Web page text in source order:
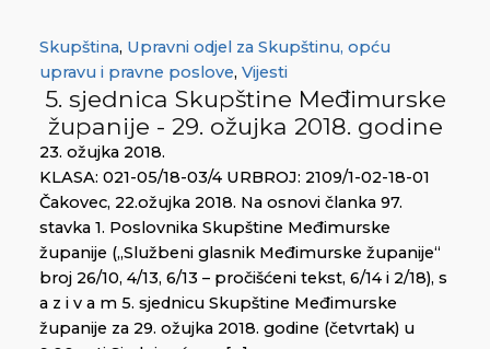
Skupština, Upravni odjel za Skupštinu, opću
upravu i pravne poslove, Vijesti
5. sjednica Skupštine Međimurske
županije - 29. ožujka 2018. godine
23. ožujka 2018.
KLASA: 021-05/18-03/4 URBROJ: 2109/1-02-18-01
Čakovec, 22.ožujka 2018. Na osnovi članka 97.
stavka 1. Poslovnika Skupštine Međimurske
županije („Službeni glasnik Međimurske županije“
broj 26/10, 4/13, 6/13 – pročišćeni tekst, 6/14 i 2/18), s
a z i v a m 5. sjednicu Skupštine Međimurske
županije za 29. ožujka 2018. godine (četvrtak) u